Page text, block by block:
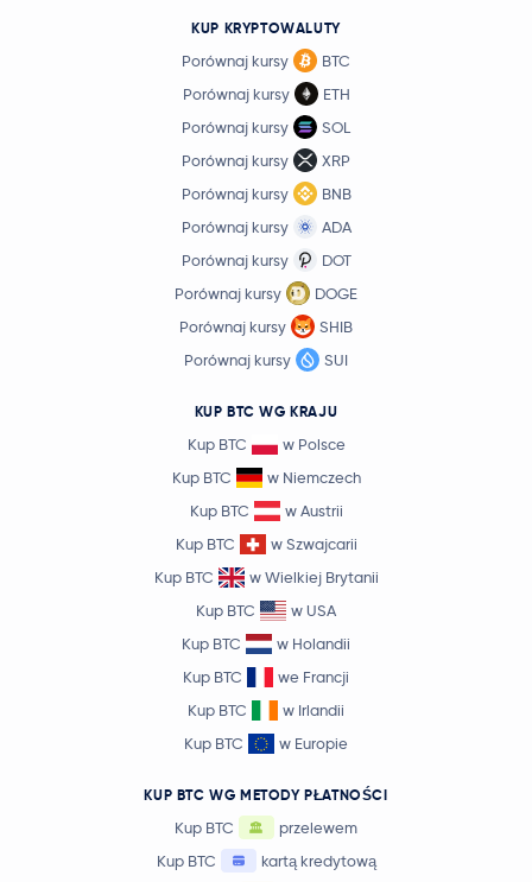
KUP KRYPTOWALUTY
Porównaj kursy
BTC
Porównaj kursy
ETH
Porównaj kursy
SOL
Porównaj kursy
XRP
Porównaj kursy
BNB
Porównaj kursy
ADA
Porównaj kursy
DOT
Porównaj kursy
DOGE
Porównaj kursy
SHIB
Porównaj kursy
SUI
KUP BTC WG KRAJU
Kup BTC
w Polsce
Kup BTC
w Niemczech
Kup BTC
w Austrii
Kup BTC
w Szwajcarii
Kup BTC
w Wielkiej Brytanii
Kup BTC
w USA
Kup BTC
w Holandii
Kup BTC
we Francji
Kup BTC
w Irlandii
Kup BTC
w Europie
KUP BTC WG METODY PŁATNOŚCI
Kup BTC
przelewem
Kup BTC
kartą kredytową